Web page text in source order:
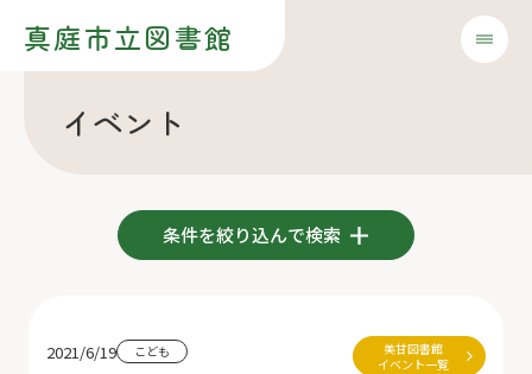
真庭市立図書館
イベント
条件を絞り込んで検索
2021/6/19 こども
美甘図書館
イベント一覧